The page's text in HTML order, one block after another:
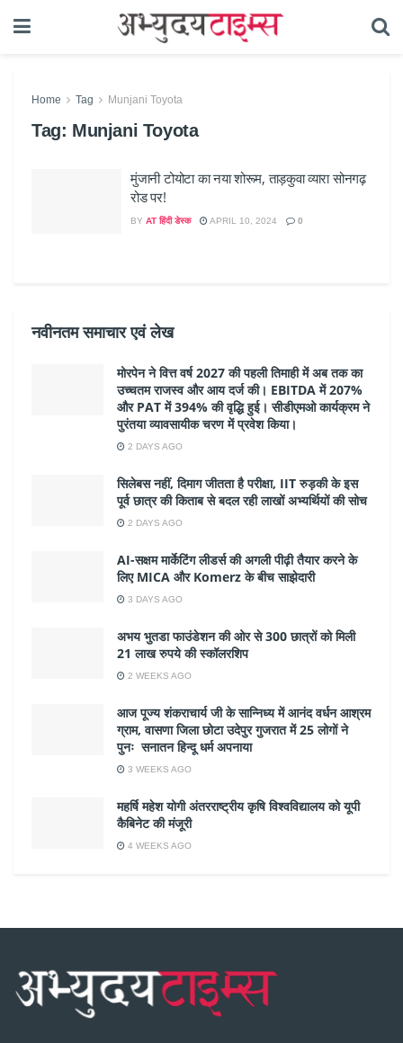
Home Tag Munjani Toyota
Tag: Munjani Toyota
मुंजानी टोयोटा का नया शोरूम, ताड़कुवा व्यारा सोनगढ़
रोड पर!
BY AT हिंदी डेस्क APRIL 10, 2024 0
नवीनतम समाचार एवं लेख
मोरपेन ने वित्त वर्ष 2027 की पहली तिमाही में अब तक का
उच्चतम राजस्व और आय दर्ज की। EBITDA में 207%
और PAT में 394% की वृद्धि हुई। सीडीएमओ कार्यक्रम ने
पुरंतया व्यावसायीक चरण में प्रवेश किया।
2 DAYS AGO
सिलेबस नहीं, दिमाग जीतता है परीक्षा, IIT रुड़की के इस
पूर्व छात्र की किताब से बदल रही लाखों अभ्यर्थियों की सोच
2 DAYS AGO
AI-सक्षम मार्केटिंग लीडर्स की अगली पीढ़ी तैयार करने के
लिए MICA और Komerz के बीच साझेदारी
3 DAYS AGO
अभय भुतडा फाउंडेशन की ओर से 300 छात्रों को मिली
21 लाख रुपये की स्कॉलरशिप
2 WEEKS AGO
आज पूज्य शंकराचार्य जी के सान्निध्य में आनंद वर्धन आश्रम
ग्राम, वासणा जिला छोटा उदेपुर गुजरात में 25 लोगों ने
पुनः सनातन हिन्दू धर्म अपनाया
3 WEEKS AGO
महर्षि महेश योगी अंतरराष्ट्रीय कृषि विश्वविद्यालय को यूपी
कैबिनेट की मंजूरी
4 WEEKS AGO